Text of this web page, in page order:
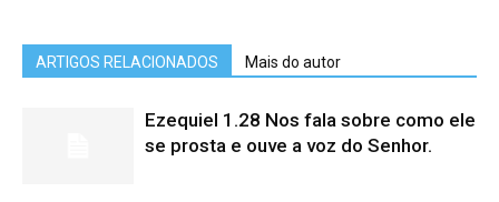
ARTIGOS RELACIONADOS Mais do autor
Ezequiel 1.28 Nos fala sobre como ele
se prosta e ouve a voz do Senhor.